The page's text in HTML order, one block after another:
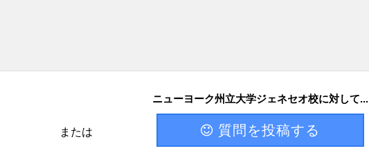
または
ニューヨーク州立大学ジェネセオ校に対して...
質問を投稿する